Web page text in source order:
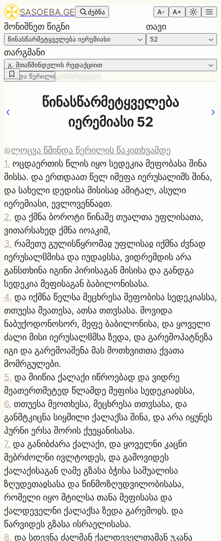
SASOEBA.GE ძებნა A- A+
მონიშნეთ წიგნი
წინასწარმეტყველება იერემიასი
თავი
52
თარგმანი
გ. მთაწმინდელის რედაქციით
წმინდა წერილი განმარტებები
წინასწარმეტყველება
იერემიასი 52
ლოცვა წმინდა წერილის წაკითხვამდე
1. ოცდაერთის წლის იყო სედეკია მეფობასა შინა
მისსა. და ერთდაათ წელ იმეფა იერუსალიმს შინა,
და სახელი დედისა მისისაჲ ამიტალ, ასული
იერემიასი, ევლოვენნაჲთ.
2. და ქმნა ბოროტი წინაშე თუალთა უფლისათა,
ვითარსახედ ქმნა იოაკიმ,
3. რამეთუ გულისწყრომაჲ უფლისაჲ იქმნა ძჳნად
იერუსალჱმისა და იუდაჲსსა, ვიდრემდის არა
განსთხინა იგინი პირისაგან მისისა და განდგა
სედეკია მეფისაგან ბაბილონისასა.
4. და იქმნა წელსა მეცხრესა მეფობისა სედეკიასსა,
თთუესა მეათესა, ათსა თთჳსასა. მოვიდა
ნაბუქოდონოსორ, მეფე ბაბილონისა, და ყოველი
ძალი მისი იერუსალჱმსა ზედა, და გარემოპატნეზა
იგი და გარემოაშენა მას მოთხვითთა ქვათა
მომრგულები.
5. და მიიწია ქალაქი იწროებად და ვიდრე
მეათერთმეტედ წლამდე მეფისა სედეკიაჲსსა,
6. თთუესა მეოთხესა, მეცხრესა თთჳსასა, და
განმტკიცნა სიყმილი ქალაქსა შინა, და არა იყუნეს
პურნი ერსა შორის ქუეყანისასა.
7. და განიბძარა ქალაქი, და ყოველნი კაცნი
მებრძოლნი ივლტოდეს, და გამოვიდეს
ქალაქისაგან ღამე გზასა ბჭისა საშუალისა
ზღუდეთაჲსასა და წინმოზღუდვილობისასა,
რომელი იყო მტილსა თანა მეფისასა და
ქალდეველნი ქალაქსა ზედა გარემოჲს. და
წარვიდეს გზასა ისრაელისასა.
8. და სდევნა ძალმან ქალდეველთამან უკანა